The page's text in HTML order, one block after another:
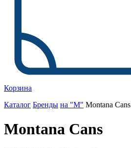
Корзина
Каталог Бренды на "M" Montana Cans
Montana Cans